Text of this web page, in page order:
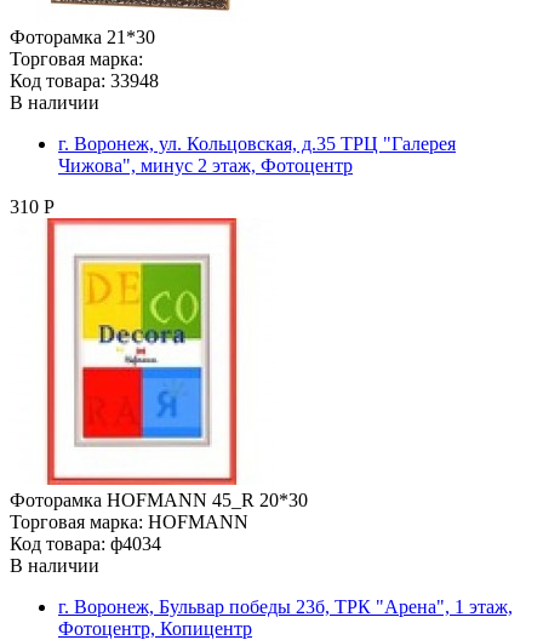
Фоторамка 21*30
Торговая марка:
Код товара: 33948
В наличии
г. Воронеж, ул. Кольцовская, д.35 ТРЦ "Галерея
Чижова", минус 2 этаж, Фотоцентр
310 Р
Фоторамка HOFMANN 45_R 20*30
Торговая марка: HOFMANN
Код товара: ф4034
В наличии
г. Воронеж, Бульвар победы 23б, ТРК "Арена", 1 этаж,
Фотоцентр, Копицентр